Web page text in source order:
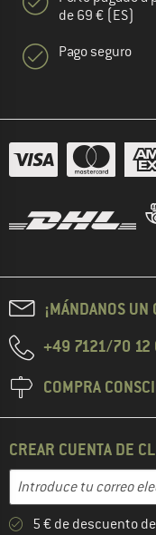
de 69 € (ES)
Pago seguro
¡MÁNDANOS UN
+49 7121/70 12
COMPRA
CREAR CUENTA DE
Dirección de correo
Introduce aquí tu
5 € de descuento